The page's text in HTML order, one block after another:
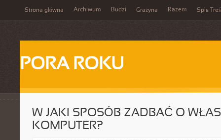
Strona główna Archiwum Budzi Grażyna Razem Spis
PORA ROKU
W JAKI SPOSÓB ZADBAĆ O
KOMPUTER?